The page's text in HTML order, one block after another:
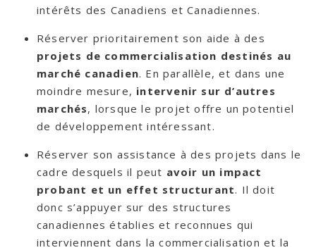
intérêts des Canadiens et Canadiennes.
Réserver prioritairement son aide à des
projets de commercialisation destinés au
marché canadien. En parallèle, et dans une
moindre mesure, intervenir sur d’autres
marchés, lorsque le projet offre un potentiel
de développement intéressant.
Réserver son assistance à des projets dans le
cadre desquels il peut avoir un impact
probant et un effet structurant. Il doit
donc s’appuyer sur des structures
canadiennes établies et reconnues qui
interviennent dans la commercialisation et la